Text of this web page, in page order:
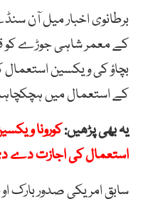
برطانوی اخبار میل آن
کے معمر شاہی جوڑے کو
بچاؤ کی ویکسین
کے استعمال میں
یہ بھی پڑھیں:کورونا
استعمال کی اجازت دے
سابق امریکی صدور بارک